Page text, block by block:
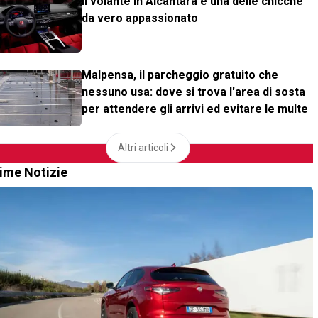
da vero appassionato
Malpensa, il parcheggio gratuito che
nessuno usa: dove si trova l'area di sosta
per attendere gli arrivi ed evitare le multe
Altri articoli
Notizie